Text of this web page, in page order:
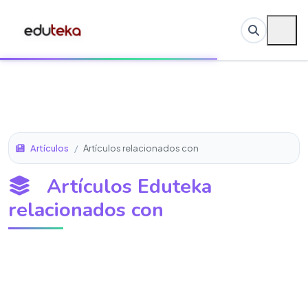
Artículos / Artículos relacionados con
Artículos Eduteka
relacionados con